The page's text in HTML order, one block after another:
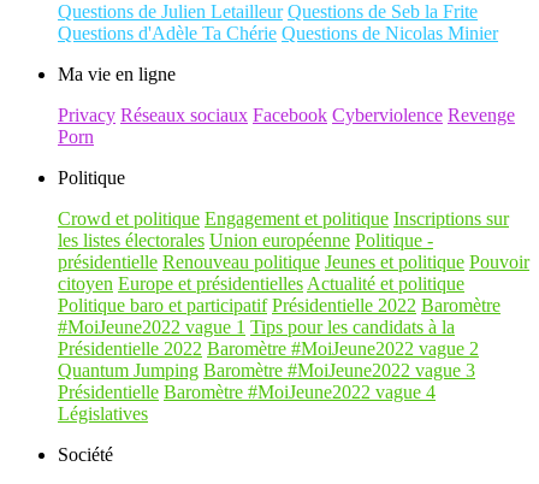
Questions de Julien Letailleur Questions de Seb la Frite
Questions d'Adèle Ta Chérie Questions de Nicolas Minier
Ma vie en ligne
Privacy Réseaux sociaux Facebook Cyberviolence Revenge
Porn
Politique
Crowd et politique Engagement et politique Inscriptions sur
les listes électorales Union européenne Politique -
présidentielle Renouveau politique Jeunes et politique Pouvoir
citoyen Europe et présidentielles Actualité et politique
Politique baro et participatif Présidentielle 2022 Baromètre
#MoiJeune2022 vague 1 Tips pour les candidats à la
Présidentielle 2022 Baromètre #MoiJeune2022 vague 2
Quantum Jumping Baromètre #MoiJeune2022 vague 3
Présidentielle Baromètre #MoiJeune2022 vague 4
Législatives
Société